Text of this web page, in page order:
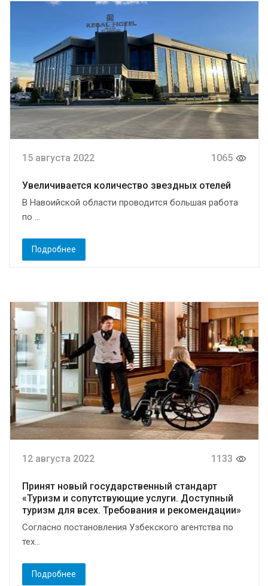
15 августа 2022 1065
Увеличивается количество звездных отелей
В Навоийской области проводится большая работа
по ...
Подробнее
12 августа 2022 1133
Принят новый государственный стандарт
«Туризм и сопутствующие услуги. Доступный
туризм для всех. Требования и рекомендации»
Согласно постановления Узбекского агентства по
тех...
Подробнее